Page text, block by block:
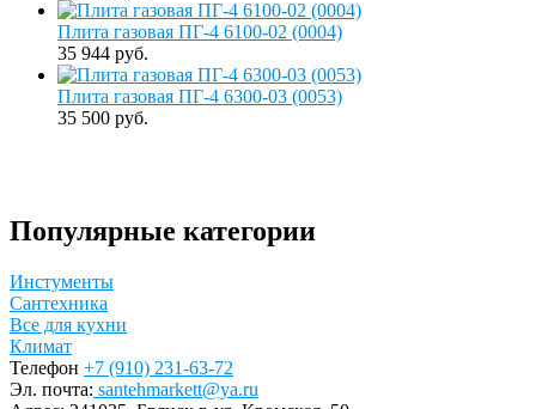
Плита газовая ПГ-4 6100-02 (0004)
35 944 руб.
Плита газовая ПГ-4 6300-03 (0053)
35 500 руб.
Популярные категории
Инстументы
Сантехника
Все для кухни
Климат
Телефон +7 (910) 231-63-72
Эл. почта: santehmarkett@ya.ru